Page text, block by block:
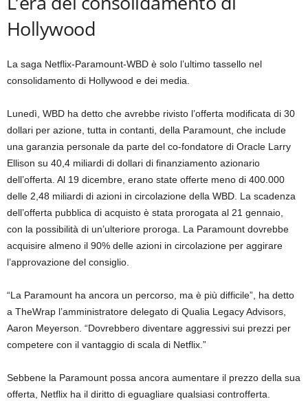
Hollywood
La saga Netflix-Paramount-WBD è solo l’ultimo tassello nel
consolidamento di Hollywood e dei media.
Lunedì, WBD ha detto che avrebbe rivisto l’offerta modificata di 30
dollari per azione, tutta in contanti, della Paramount, che include
una garanzia personale da parte del co-fondatore di Oracle Larry
Ellison su 40,4 miliardi di dollari di finanziamento azionario
dell’offerta. Al 19 dicembre, erano state offerte meno di 400.000
delle 2,48 miliardi di azioni in circolazione della WBD. La scadenza
dell’offerta pubblica di acquisto è stata prorogata al 21 gennaio,
con la possibilità di un’ulteriore proroga. La Paramount dovrebbe
acquisire almeno il 90% delle azioni in circolazione per aggirare
l’approvazione del consiglio.
“La Paramount ha ancora un percorso, ma è più difficile”, ha detto
a TheWrap l’amministratore delegato di Qualia Legacy Advisors,
Aaron Meyerson. “Dovrebbero diventare aggressivi sui prezzi per
competere con il vantaggio di scala di Netflix.”
Sebbene la Paramount possa ancora aumentare il prezzo della sua
offerta, Netflix ha il diritto di eguagliare qualsiasi controfferta.